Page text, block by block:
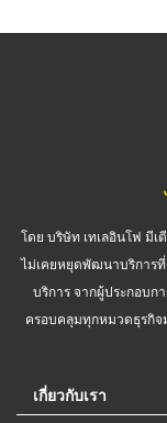
โดย บริษัท เทเลอินโฟ มีเ
ไม่เคยหยุดพัฒนาบริการ
บริการ จากผู้ประกอบก
ครอบคลุมทุกหมวดธุรกิจ
เกี่ยวกับเรา